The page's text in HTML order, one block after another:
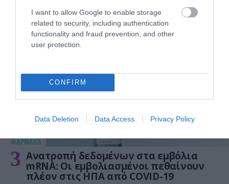
I want to allow Google to enable storage
related to security, including authentication
functionality and fraud prevention, and other
user protection.
CONFIRM
Data Deletion Data Access Privacy Policy
Το τρόφιμο που θωρακίζει «αθόρυβα»
τα οστά σε κάθε ηλικία… δεν είναι το
γάλα!
ΦΑΡΜΑΚΑ
3 Ανατροπή δεδομένων στα εμβόλια
mRNA: Οι εμβολιασμένοι πεθαίνουν
πλέον στις ΗΠΑ από COVID-19